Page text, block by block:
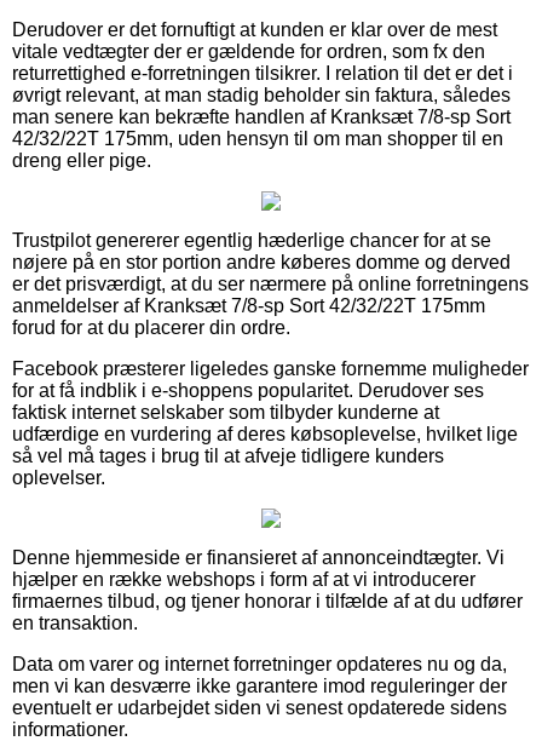
Derudover er det fornuftigt at kunden er klar over de mest
vitale vedtægter der er gældende for ordren, som fx den
returrettighed e-forretningen tilsikrer. I relation til det er det i
øvrigt relevant, at man stadig beholder sin faktura, således
man senere kan bekræfte handlen af Kranksæt 7/8-sp Sort
42/32/22T 175mm, uden hensyn til om man shopper til en
dreng eller pige.
Trustpilot genererer egentlig hæderlige chancer for at se
nøjere på en stor portion andre køberes domme og derved
er det prisværdigt, at du ser nærmere på online forretningens
anmeldelser af Kranksæt 7/8-sp Sort 42/32/22T 175mm
forud for at du placerer din ordre.
Facebook præsterer ligeledes ganske fornemme muligheder
for at få indblik i e-shoppens popularitet. Derudover ses
faktisk internet selskaber som tilbyder kunderne at
udfærdige en vurdering af deres købsoplevelse, hvilket lige
så vel må tages i brug til at afveje tidligere kunders
oplevelser.
Denne hjemmeside er finansieret af annonceindtægter. Vi
hjælper en række webshops i form af at vi introducerer
firmaernes tilbud, og tjener honorar i tilfælde af at du udfører
en transaktion.
Data om varer og internet forretninger opdateres nu og da,
men vi kan desværre ikke garantere imod reguleringer der
eventuelt er udarbejdet siden vi senest opdaterede sidens
informationer.